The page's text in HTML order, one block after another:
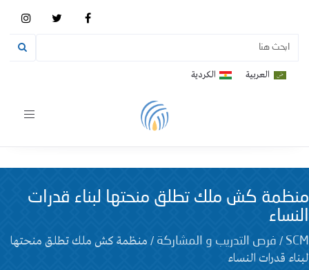
العربية الكردية
Toggle
منظمة كش ملك تطلق منحتها لبناء قدرات
النساء
SCM
/ فرص التدريب و المشاركة / منظمة كش ملك تطلق منحتها
لبناء قدرات النساء